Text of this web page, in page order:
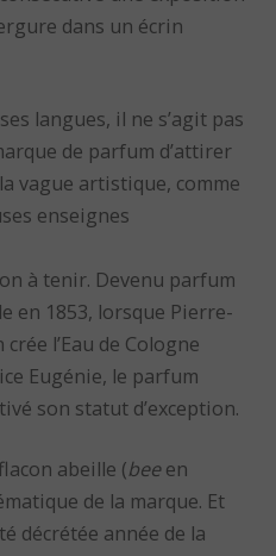
dans un écrin
langues, il ne s’agit pas
de parfum d’attirer
vague artistique, comme
enseignes
à tenir. Devenu parfum
en 1853, lorsque Pierre-
l’Eau de Cologne
Eugénie, le parfum
son statut d’exception.
abeille (beeen
de la marque. Et
décrétée année de la